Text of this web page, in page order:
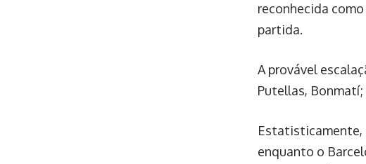
reconhecida
partida.
A provável
Putellas, Bonmatí;
Estatisticamente,
enquanto o